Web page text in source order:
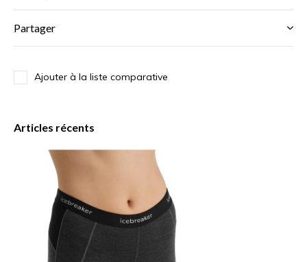
Partager
Ajouter à la liste comparative
Articles récents